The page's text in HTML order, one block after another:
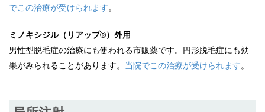
でこの治療が受けられます。
ミノキシジル（リアップ®）外用
男性型脱毛症の治療にも使われる市販薬です。円形脱毛症にも効
果がみられることがあります。 当院でこの治療が受けられます。